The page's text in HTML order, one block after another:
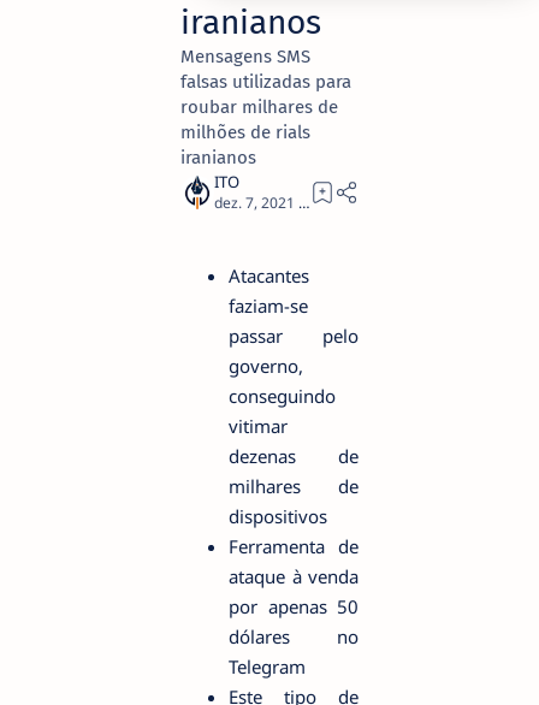
iranianos
Mensagens SMS
falsas utilizadas para
roubar milhares de
milhões de rials
iranianos
5
Atacantes
faziam-se
passar pelo
governo,
conseguindo
vitimar
dezenas de
milhares de
dispositivos
Ferramenta de
ataque à venda
por apenas 50
dólares no
Telegram
Este tipo de